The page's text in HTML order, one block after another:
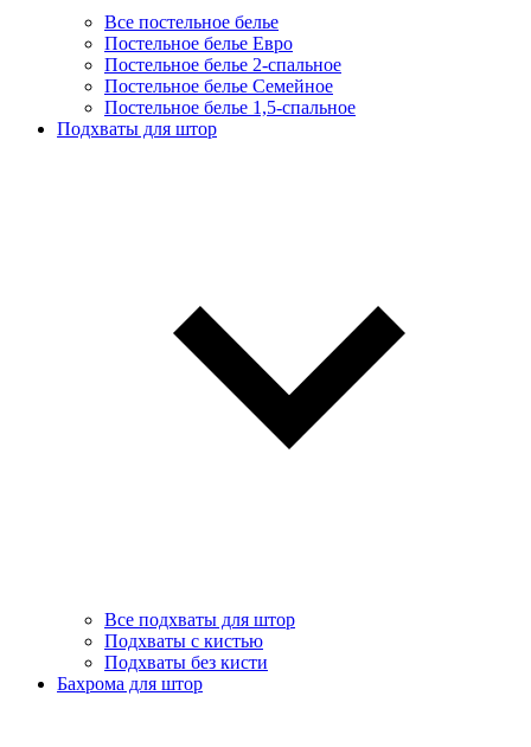
Все постельное белье
Постельное белье Евро
Постельное белье 2-спальное
Постельное белье Семейное
Постельное белье 1,5-спальное
Подхваты для штор
Все подхваты для штор
Подхваты с кистью
Подхваты без кисти
Бахрома для штор